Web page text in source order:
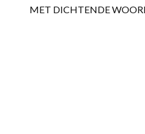
navigation
MET DICHTENDE